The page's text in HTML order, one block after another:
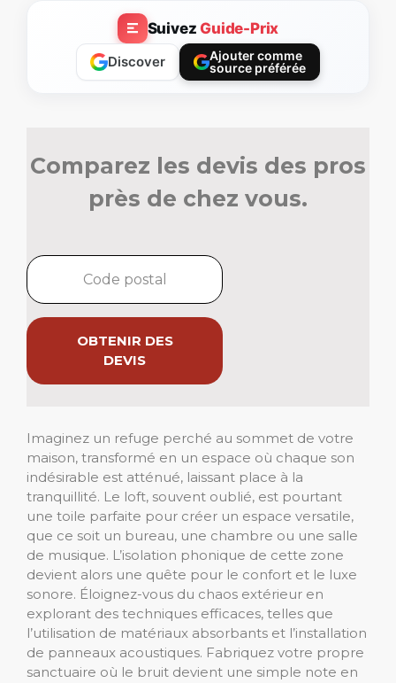
SuivezGuide-Prix
Discover
Ajouter comme
source préférée
Comparez les devis des pros
près de chez vous.
OBTENIR DES
DEVIS
Imaginez un refuge perché au sommet de votre
maison, transformé en un espace où chaque son
indésirable est atténué, laissant place à la
tranquillité. Le loft, souvent oublié, est pourtant
une toile parfaite pour créer un espace versatile,
que ce soit un bureau, une chambre ou une salle
de musique. L’isolation phonique de cette zone
devient alors une quête pour le confort et le luxe
sonore. Éloignez-vous du chaos extérieur en
explorant des techniques efficaces, telles que
l’utilisation de matériaux absorbants et l’installation
de panneaux acoustiques. Fabriquez votre propre
sanctuaire où le bruit devient une simple note en